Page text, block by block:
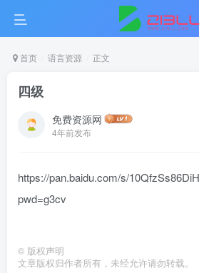
首页 语言资源 正文
四级
免费资源网
4年前发布
https://pan.baidu.com/s/
pwd=g3cv
© 版权声明
文章版权归作者所有，未经允许请勿转载。